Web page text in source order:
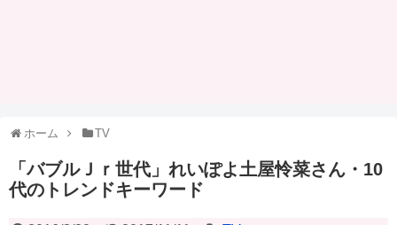
ホーム TV
「バブルＪｒ世代」れいぽよ土屋怜菜さん・10
代のトレンドキーワード